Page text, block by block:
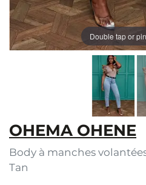
Double tap or
OHEMA OHENE
Body à manches
Tan